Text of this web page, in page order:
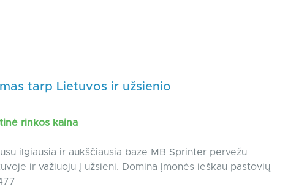
tarp Lietuvos ir užsienio
rinkos kaina
ilgiausia ir aukščiausia baze MB Sprinter pervežu
ir važiuoju į užsieni. Domina įmonės ieškau pastovių